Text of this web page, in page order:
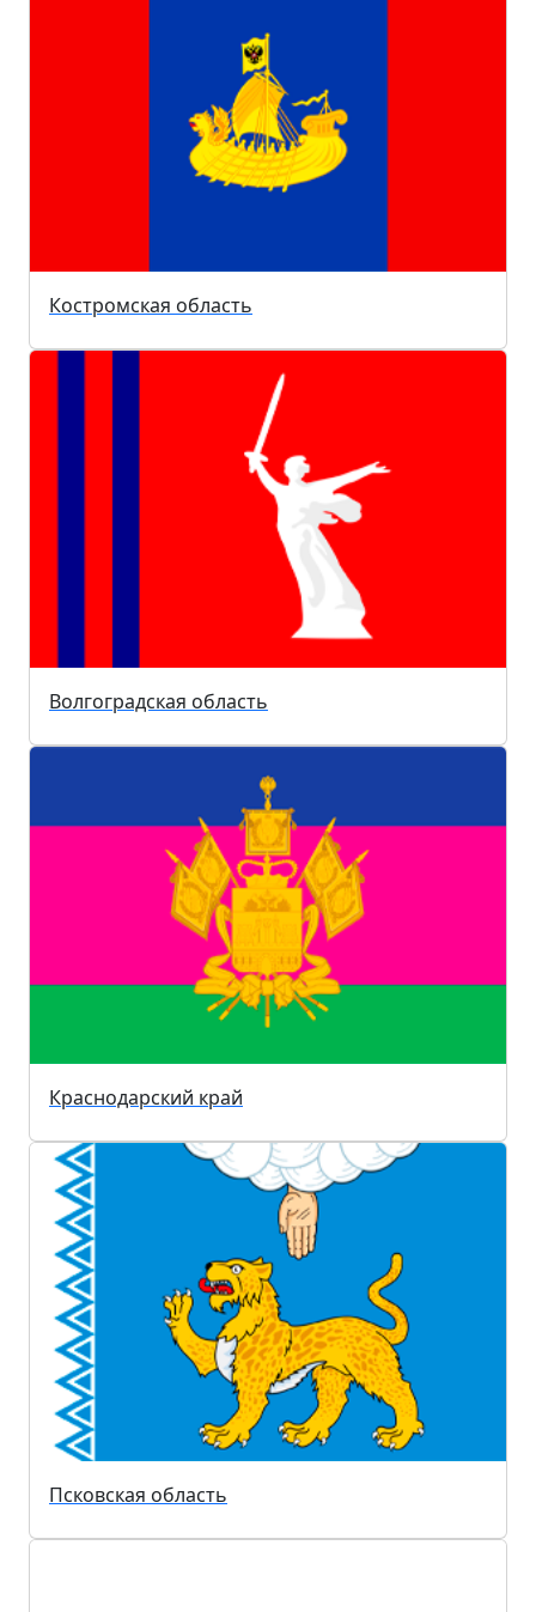
Костромская область
Волгоградская область
Краснодарский край
Псковская область